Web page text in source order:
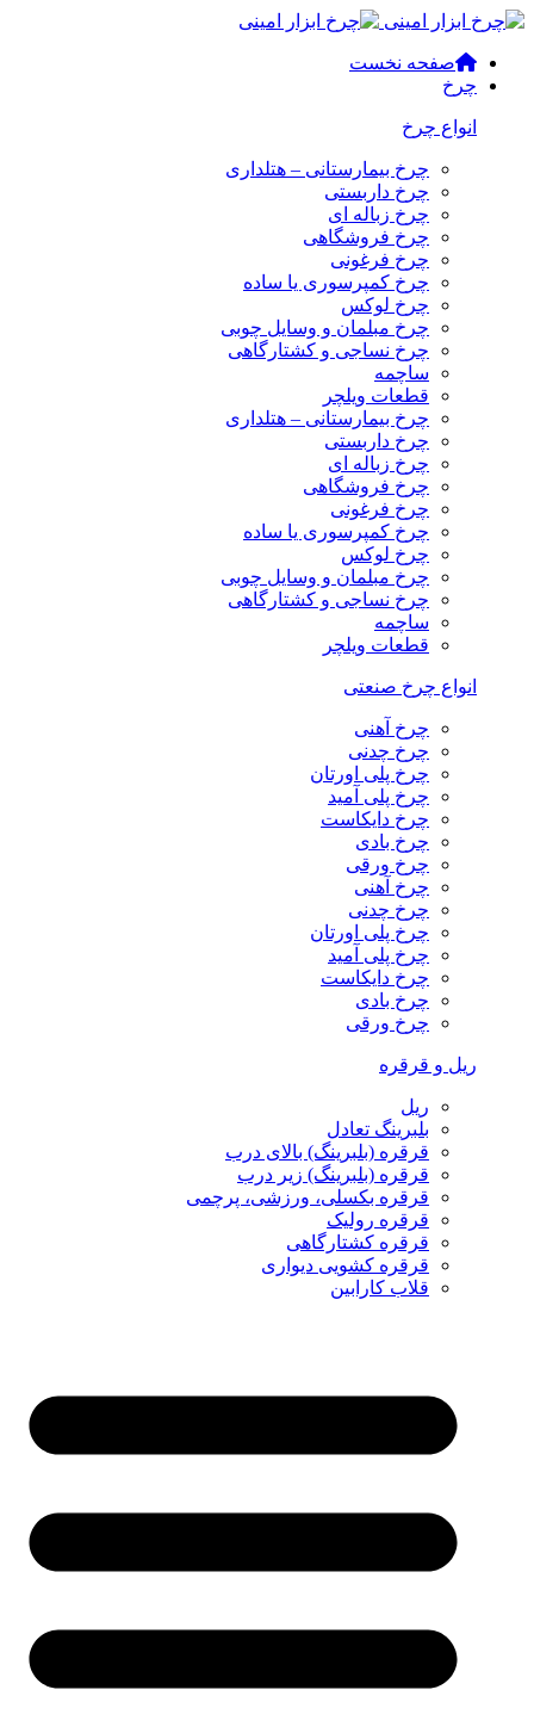
صفحه نخست
چرخ
انواع چرخ
چرخ بیمارستانی – هتلداری
چرخ داربستی
چرخ زباله ای
چرخ فروشگاهی
چرخ فرغونی
چرخ کمپرسوری یا ساده
چرخ لوکس
چرخ مبلمان و وسایل چوبی
چرخ نساجی و کشتارگاهی
ساچمه
قطعات ویلچر
چرخ بیمارستانی – هتلداری
چرخ داربستی
چرخ زباله ای
چرخ فروشگاهی
چرخ فرغونی
چرخ کمپرسوری یا ساده
چرخ لوکس
چرخ مبلمان و وسایل چوبی
چرخ نساجی و کشتارگاهی
ساچمه
قطعات ویلچر
انواع چرخ صنعتی
چرخ آهنی
چرخ چدنی
چرخ پلی اورتان
چرخ پلی آمید
چرخ دایکاست
چرخ بادی
چرخ ورقی
چرخ آهنی
چرخ چدنی
چرخ پلی اورتان
چرخ پلی آمید
چرخ دایکاست
چرخ بادی
چرخ ورقی
ریل و قرقره
ریل
بلبرینگ تعادل
قرقره (بلبرینگ) بالای درب
قرقره (بلبرینگ) زیر درب
قرقره بکسلی، ورزشی، پرچمی
قرقره رولیک
قرقره کشتارگاهی
قرقره کشویی دیواری
قلاب کارابین